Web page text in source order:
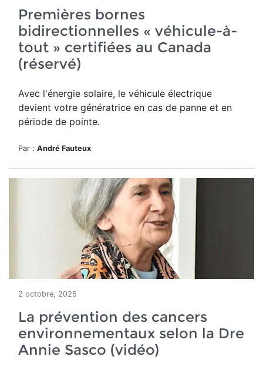
Premières bornes
bidirectionnelles « véhicule-à-
tout » certifiées au Canada
(réservé)
Avec l'énergie solaire, le véhicule électrique
devient votre génératrice en cas de panne et en
période de pointe.
Par : André Fauteux
2 octobre, 2025
La prévention des cancers
environnementaux selon la Dre
Annie Sasco (vidéo)